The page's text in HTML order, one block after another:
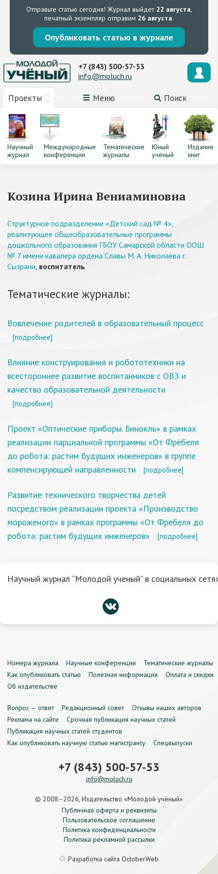
Отправьте статью сегодня! Журнал выйдет 22 августа,
печатный экземпляр отправим 26 августа.
Опубликовать статью в журнале
Проекты Меню Поиск
+7 (843) 500-57-53
info@moluch.ru
Научный
журнал
Международные
конференции
Тематические
журналы
Юный
ученый
Издание
книг
Козина Ирина Вениаминовна
Структурное подразделение «Детский сад № 4»,
реализующее общеобразовательные программы
дошкольного образования ГБОУ Самарской области ООШ
№ 7 имени кавалера ордена Славы М. А. Николаева г.
Сызрани, воспитатель
Тематические журналы:
Вовлечение родителей в образовательный процесс
[подробнее]
Влияние конструирования и робототехники на
всестороннее развитие воспитанников с ОВЗ и
качество образовательной деятельности
[подробнее]
Проект «Оптические приборы. Бинокль» в рамках
реализации парциальной программы «От Фрёбеля
до робота: растим будущих инженеров» в группе
компенсирующей направленности
[подробнее]
Развитие технического творчества детей
посредством реализации проекта «Производство
мороженого» в рамках программы «От Фребеля до
робота: растим будущих инженеров»
[подробнее]
Научный журнал “Молодой ученый” в социальных
Номера журнала Научные конференции
Тематические журналы
Как опубликовать статью
Полезная информация
Оплата и скидки
Об издательстве
Вопрос — ответ Редакционный совет
Отзывы наших авторов
Реклама на сайте
Срочная публикация научных статей
Публикация научных статей студентов
Как опубликовать научную статью магистранту
Спецвыпуски
+7 (843) 500-57-53
info@moluch.ru
© 2008–2026, Издательство «Молодой учёный»
Публичная оферта и реквизиты
Пользовательское соглашение
Политика конфиденциальности
Политика рекламной рассылки
Разработка сайта OctoberWeb